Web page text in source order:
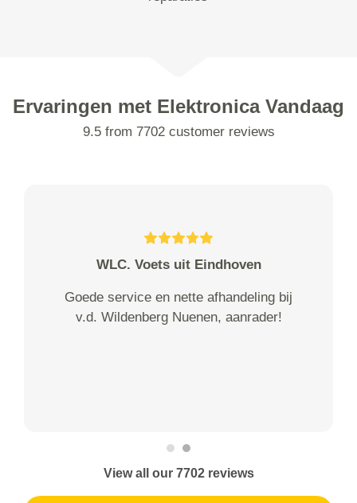
Ervaringen met Elektronica Vandaag
9.5 from 7702 customer reviews
WLC. Voets uit Eindhoven
Goede service en nette afhandeling bij
v.d. Wildenberg Nuenen, aanrader!
View all our 7702 reviews